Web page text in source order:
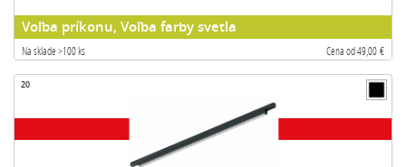
Voľba príkonu, Voľba farby svetla
Na sklade >100 ks Cena od 49,00 €
20